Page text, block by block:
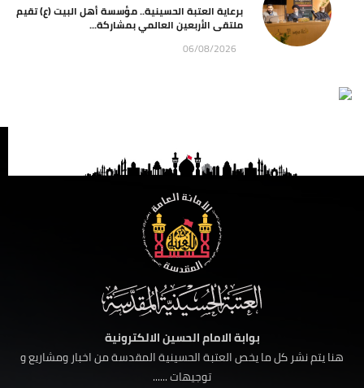
برعاية العتبة الحسينية.. مؤسسة أهل البيت (ع) تقيم
ملتقى الأربعين العالمي بمشاركة...
06/08/2026
بوابة الامام الحسين الالكترونية
هنا يتم نشر كل ما يخص العتبة الحسينية المقدسة من اخبار ومشاريع و
توجيهات ......